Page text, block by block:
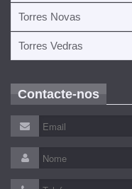
Torres Novas
Torres Vedras
Contacte-nos